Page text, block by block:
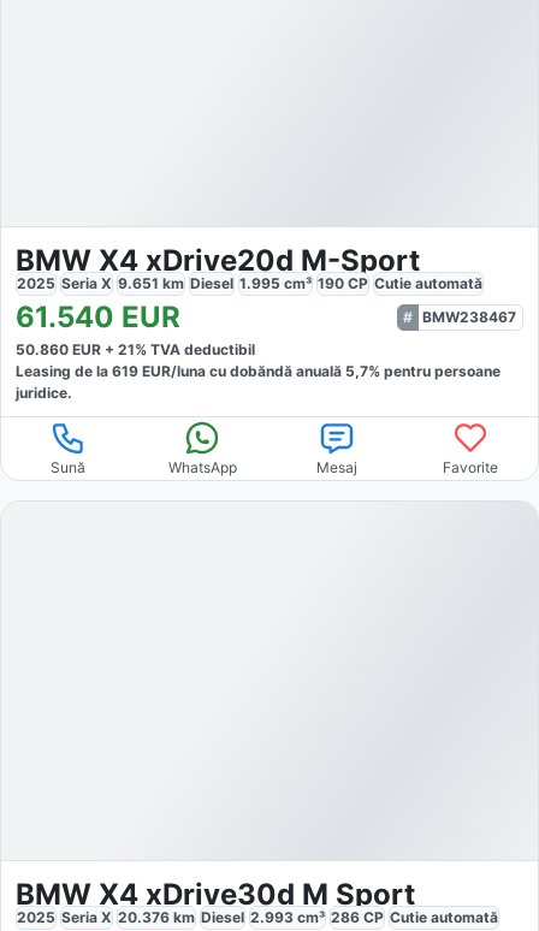
BMW X4 xDrive20d M-Sport
2025 Seria X 9.651 km Diesel 1.995 cm³ 190 CP Cutie automată
61.540 EUR
BMW238467
50.860 EUR + 21% TVA deductibil
Leasing de la 619 EUR/luna cu dobăndă anuală 5,7% pentru persoane
juridice.
Sună WhatsApp Mesaj Favorite
BMW X4 xDrive30d M Sport
2025 Seria X 20.376 km Diesel 2.993 cm³ 286 CP Cutie automată